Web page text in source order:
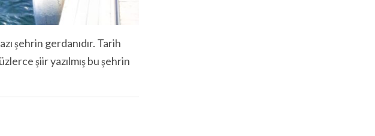
şehrin gerdanıdır. Tarih
şiir yazılmış bu şehrin